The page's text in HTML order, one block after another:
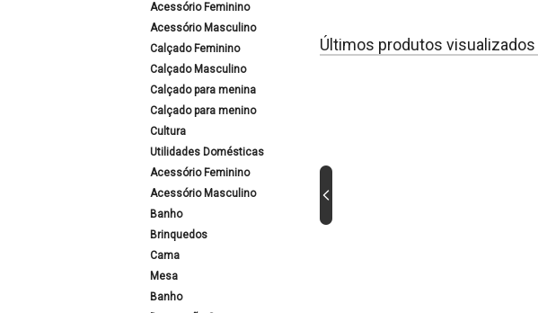
Acessório Feminino
Acessório Masculino
Calçado Feminino
Calçado Masculino
Calçado para menina
Calçado para menino
Cultura
Utilidades Domésticas
Acessório Feminino
Acessório Masculino
Banho
Brinquedos
Cama
Mesa
Banho
Últimos produtos visualizados